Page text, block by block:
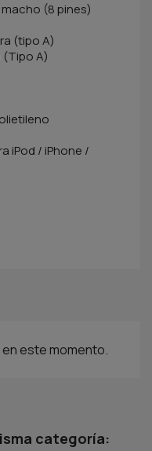
(8 pines)
(tipo A)
(Tipo A)
iPod / iPhone /
este momento.
categoría: